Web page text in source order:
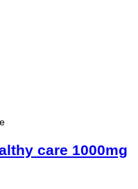
care 1000mg